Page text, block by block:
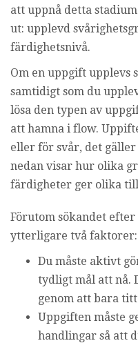
att uppnå detta
ut: upplevd
färdighetsnivå.
Om en uppgift upplevs
samtidigt som du
lösa den typen av
att hamna i flow.
eller för svår, det
nedan visar hur olika
färdigheter ger olika
Förutom sökandet
ytterligare två faktorer:
Du måste aktivt
tydligt mål att nå.
genom att bara
Uppgiften måste
handlingar så att